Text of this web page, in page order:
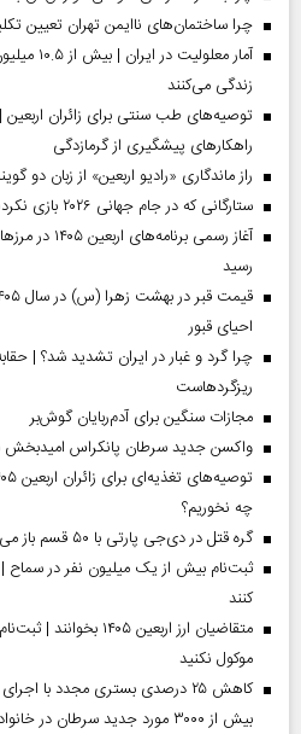
چرا ساختمان‌های ناایمن تهران تعیین
آمار
زندگی می‌کنند
توصیه‌های طب سنتی برای زائران
راهکارهای پیشگیری از گرمازدگی
راز ماندگاری «رادیو اربعین» از زبان دو
ستارگانی که در جام جهانی ۲۰۲۶ بازی نکردند
رسید
احیای قبور
چرا گرد و غبار در ایران تشدید شد؟ |
ریزگردهاست
مجازات سنگین برای آدم‌ربایان گوش‌بر
واکسن جدید سرطان پانکراس
چه نخوریم؟
گره قتل در دی‌جی پارتی با ۵۰ قسم باز می‌شود
ثبت‌نام بیش از یک میلیون نفر در سماح |
کنند
متقاضیان ارز اربعین
موکول نکنید
کاهش ۲۵ درصدی بستری مجدد با
بیش از ۳۰۰۰ مورد جدید سرطان در خانواده بیماران